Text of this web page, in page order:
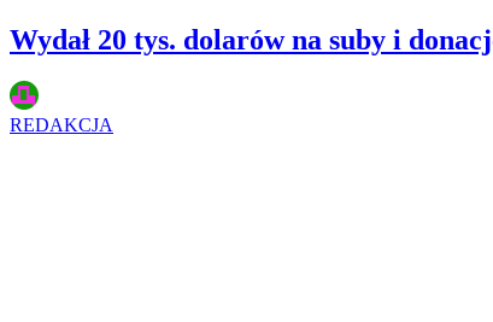
Wydał 20 tys. dolarów na suby i
REDAKCJA